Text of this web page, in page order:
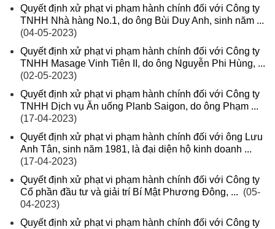
Quyết định xử phạt vi phạm hành chính đối với Công ty
TNHH Nhà hàng No.1, do ông Bùi Duy Anh, sinh năm ...
(04-05-2023)
Quyết định xử phạt vi phạm hành chính đối với Công ty
TNHH Masage Vinh Tiên II, do ông Nguyễn Phi Hùng, ...
(02-05-2023)
Quyết định xử phạt vi phạm hành chính đối với Công ty
TNHH Dịch vụ Ăn uống Planb Saigon, do ông Phạm ...
(17-04-2023)
Quyết định xử phạt vi phạm hành chính đối với ông Lưu
Anh Tân, sinh năm 1981, là đại diện hộ kinh doanh ...
(17-04-2023)
Quyết định xử phạt vi phạm hành chính đối với Công ty
Cổ phần đầu tư và giải trí Bí Mật Phương Đông, ... (05-
04-2023)
Quyết định xử phạt vi phạm hành chính đối với Công ty